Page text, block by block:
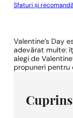
Sfaturi și
Valentine’s Day
adevărat multe:
alegi de
propuneri pentru
Cuprins